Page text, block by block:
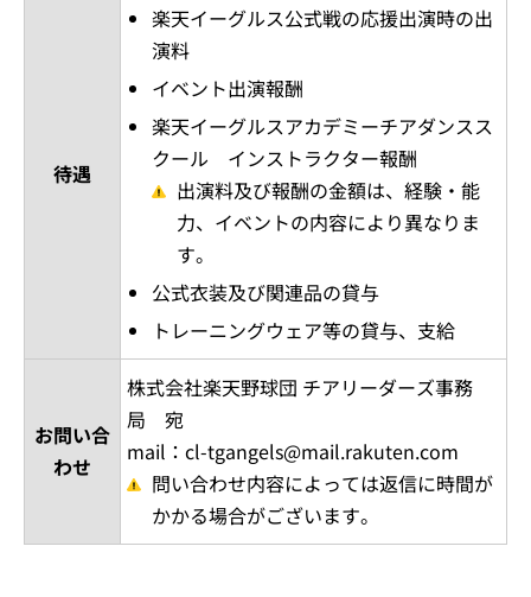
待遇
楽天イーグルス公式戦の応援出演時の出
演料
イベント出演報酬
楽天イーグルスアカデミーチアダンスス
クール インストラクター報酬
出演料及び報酬の金額は、経験・能
力、イベントの内容により異なりま
す。
公式衣装及び関連品の貸与
トレーニングウェア等の貸与、支給
お問い合
わせ
株式会社楽天野球団 チアリーダーズ事務
局 宛
mail：cl-tgangels@mail.rakuten.com
問い合わせ内容によっては返信に時間が
かかる場合がございます。